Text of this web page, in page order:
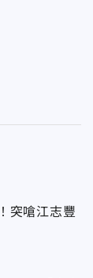
突嗆江志豐